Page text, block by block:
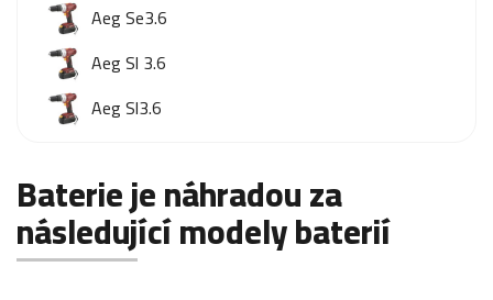
Aeg Se3.6
Aeg Sl 3.6
Aeg Sl3.6
Baterie je náhradou za
následující modely baterií